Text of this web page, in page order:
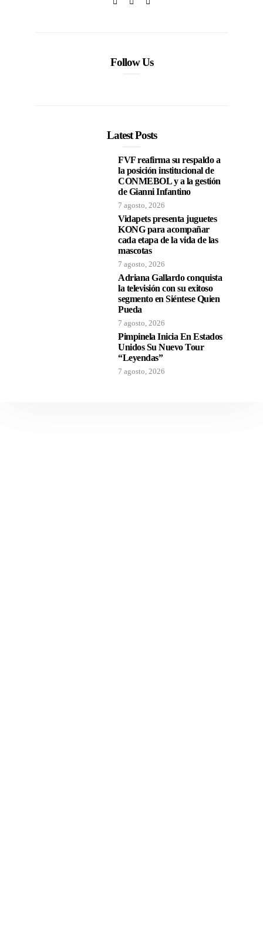
Follow Us
Latest Posts
FVF reafirma su respaldo a
la posición institucional de
CONMEBOL y a la gestión
de Gianni Infantino
7 agosto, 2026
Vidapets presenta juguetes
KONG para acompañar
cada etapa de la vida de las
mascotas
7 agosto, 2026
Adriana Gallardo conquista
la televisión con su exitoso
segmento en Siéntese Quien
Pueda
7 agosto, 2026
Pimpinela Inicia En Estados
Unidos Su Nuevo Tour
“Leyendas”
7 agosto, 2026